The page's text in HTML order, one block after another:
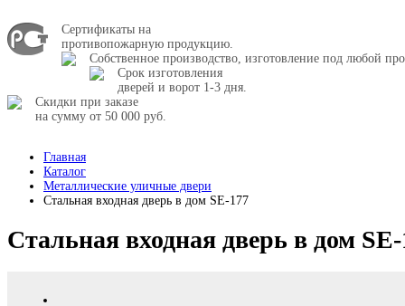
Сертификаты на
противопожарную продукцию.
Собственное производство, изготовление под любой
Срок изготовления
дверей и ворот 1-3 дня.
Скидки при заказе
на сумму от 50 000 руб.
Главная
Каталог
Металлические уличные двери
Стальная входная дверь в дом SE-177
Стальная входная дверь в дом